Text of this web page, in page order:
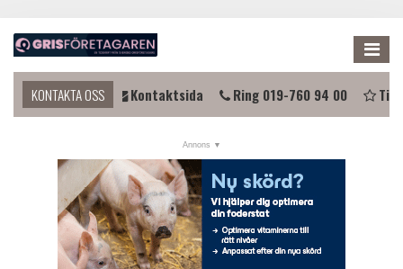
NYHETER
KALENDER
LÄNKAR
ANNONSERA
KONTAKTA OSS
komma i kontakt? Kontaktsida Ring 019-760 94 00